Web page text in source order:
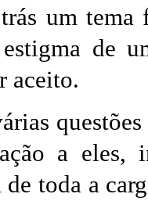
um
de
aceito.
a eles,
de toda a